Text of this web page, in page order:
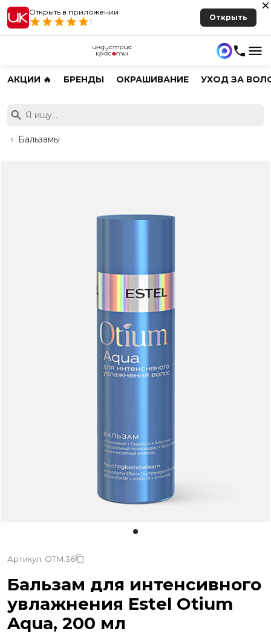
Открыть в приложении
1
Открыть
АКЦИИ 🔥 БРЕНДЫ ОКРАШИВАНИЕ УХОД ЗА
Бальзамы
Артикул: OTM.36
Бальзам для интенсивного
увлажнения Estel Otium
Aqua, 200 мл